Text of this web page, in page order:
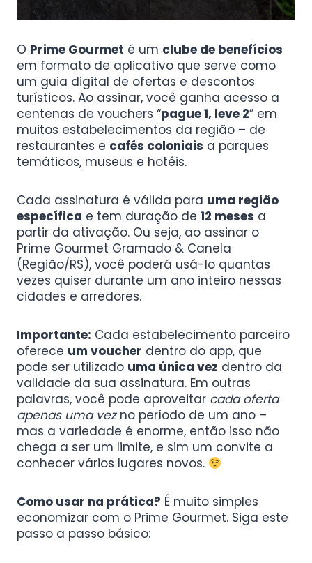
O Prime Gourmet é um clube de benefícios
em formato de aplicativo que serve como
um guia digital de ofertas e descontos
turísticos. Ao assinar, você ganha acesso a
centenas de vouchers “pague 1, leve 2” em
muitos estabelecimentos da região – de
restaurantes e cafés coloniais a parques
temáticos, museus e hotéis.
Cada assinatura é válida para uma região
específica e tem duração de 12 meses a
partir da ativação. Ou seja, ao assinar o
Prime Gourmet Gramado & Canela
(Região/RS), você poderá usá-lo quantas
vezes quiser durante um ano inteiro nessas
cidades e arredores.
Importante: Cada estabelecimento parceiro
oferece um voucher dentro do app, que
pode ser utilizado uma única vez dentro da
validade da sua assinatura. Em outras
palavras, você pode aproveitar cada oferta
apenas uma vezno período de um ano –
mas a variedade é enorme, então isso não
chega a ser um limite, e sim um convite a
conhecer vários lugares novos.
Como usar na prática? É muito simples
economizar com o Prime Gourmet. Siga este
passo a passo básico: